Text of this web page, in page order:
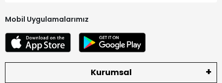
Mobil Uygulamalarımız
Kurumsal